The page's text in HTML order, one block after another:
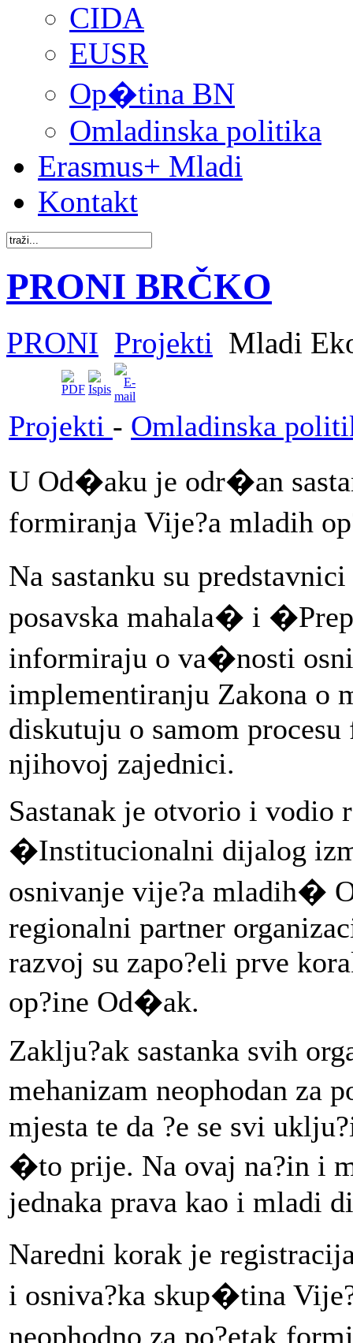
CIDA
EUSR
Op�tina BN
Omladinska politika
Erasmus+ Mladi
Kontakt
PRONI BRČKO
PRONI Projekti Mladi
Projekti - Omladinska
U Od�aku je odr�an
formiranja Vije?a mladih
Na sastanku su
posavska mahala� i
informiraju o va�nosti
implementiranju Zakona o
diskutuju o samom
njihovoj zajednici.
Sastanak je otvorio i vodio
�Institucionalni dijalog
osnivanje vije?a mladih�
regionalni partner
razvoj su zapo?eli prve
op?ine Od�ak.
Zaklju?ak sastanka svih
mehanizam neophodan
mjesta te da ?e se svi
�to prije. Na ovaj na?in i
jednaka prava kao i mladi
Naredni korak je
i osniva?ka skup�tina
neophodno za po?etak